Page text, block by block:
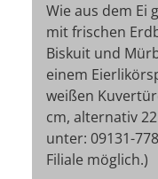
Wie aus dem Ei
mit frischen
Biskuit und
einem
weißen
cm, alternativ
unter: 09131-
Filiale möglich.)